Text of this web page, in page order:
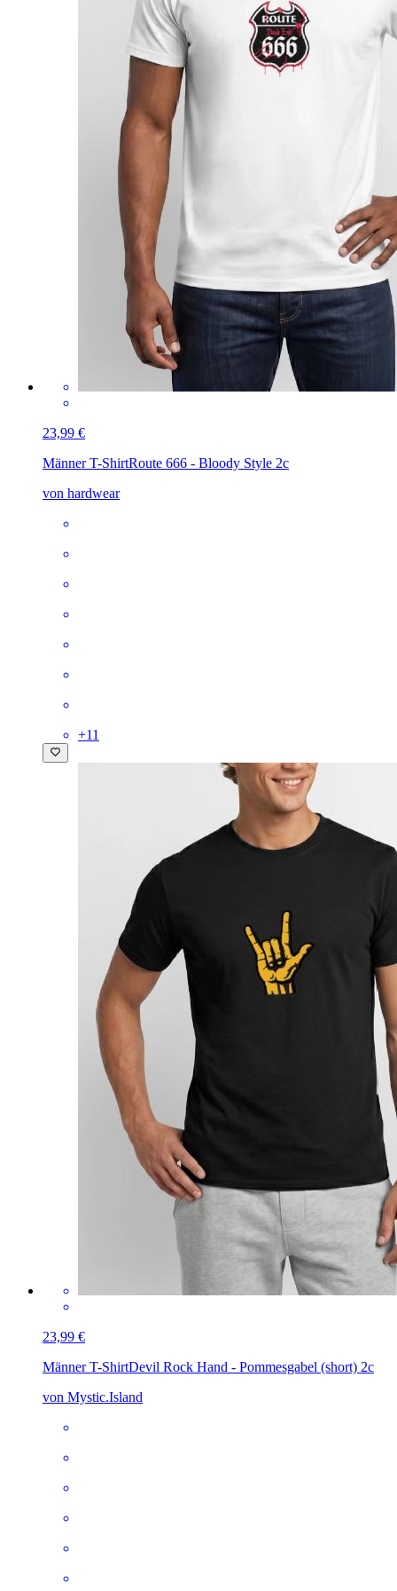
23,99 €
Männer T-ShirtRoute 666 - Bloody Style 2c
von hardwear
+11
23,99 €
Männer T-ShirtDevil Rock Hand - Pommesgabel (short) 2c
von Mystic.Island